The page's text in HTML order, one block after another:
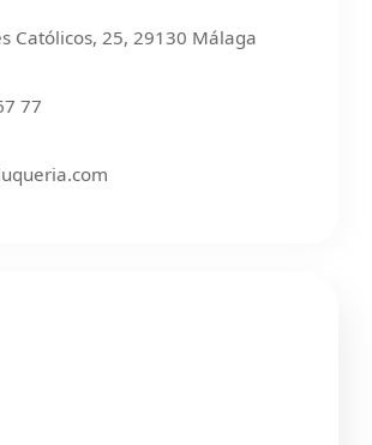
Católicos, 25, 29130 Málaga
77